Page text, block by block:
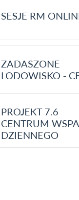
SESJE RM
ZADASZONE
LODOWISKO -
PROJEKT 7.6
CENTRUM
DZIENNEGO